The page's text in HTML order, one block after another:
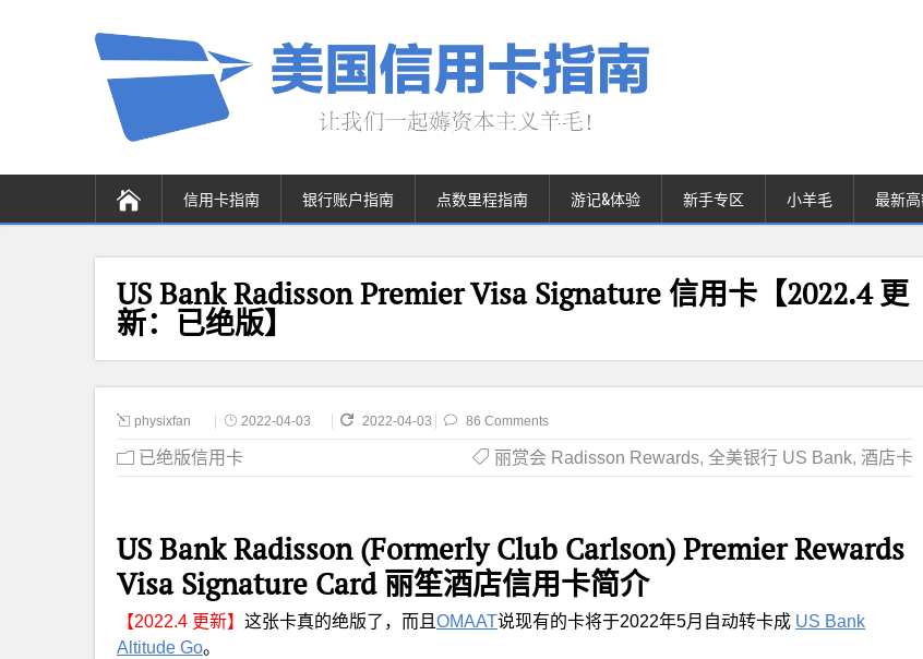
信用卡指南 银行账户指南 点数里程指南 游记&体验 新手专区 小羊毛 最新
US Bank Radisson Premier Visa Signature 信用卡【2022.4 更
新：已绝版】
physixfan 2022-04-03 2022-04-03 86 Comments
已绝版信用卡 丽赏会 Radisson Rewards, 全美银行 US Bank, 酒店卡
US Bank Radisson (Formerly Club Carlson) Premier Rewards
Visa Signature Card 丽笙酒店信用卡简介
【2022.4 更新】 这张卡真的绝版了，而且 OMAAT说现有的卡将于2022年5月自动转卡成 US Bank
Altitude Go。